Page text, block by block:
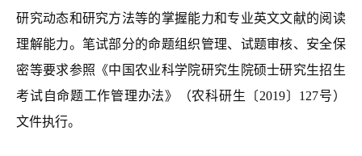
研究动态和研究方法等的掌握能力和专业英文文献的阅读
理解能力。笔试部分的命题组织管理、试题审核、安全保
密等要求参照《中国农业科学院研究生院硕士研究生招生
考试自命题工作管理办法》（农科研生〔2019〕127号）
文件执行。